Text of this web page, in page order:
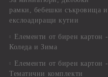
рамки, бебешки съкровища и
екслоадиращи кутии
Елементи от бирен картон -
Коледа и Зима
Елементи от бирен картон -
Тематични комплекти